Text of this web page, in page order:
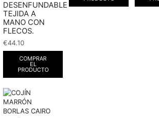
DESENFUNDABLE
TEJIDA A
MANO CON
FLECOS.
€44.10
COMPRAR
EL
PRODUCTO